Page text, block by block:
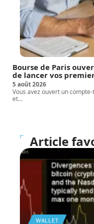
Bourse de Paris
de lancer vos
5 août 2026
Vous avez ouvert un
et…
Article
WALLET